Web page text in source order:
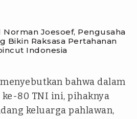
Norman Joesoef, Pengusaha
Bikin Raksasa Pertahanan
Indonesia
bahwa dalam
ke-80 TNI ini, pihaknya
keluarga pahlawan,